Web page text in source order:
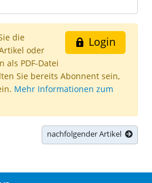
Login
die
oder
als PDF-Datei
Sie bereits Abonnent sein,
Mehr Informationen zum
nachfolgender Artikel